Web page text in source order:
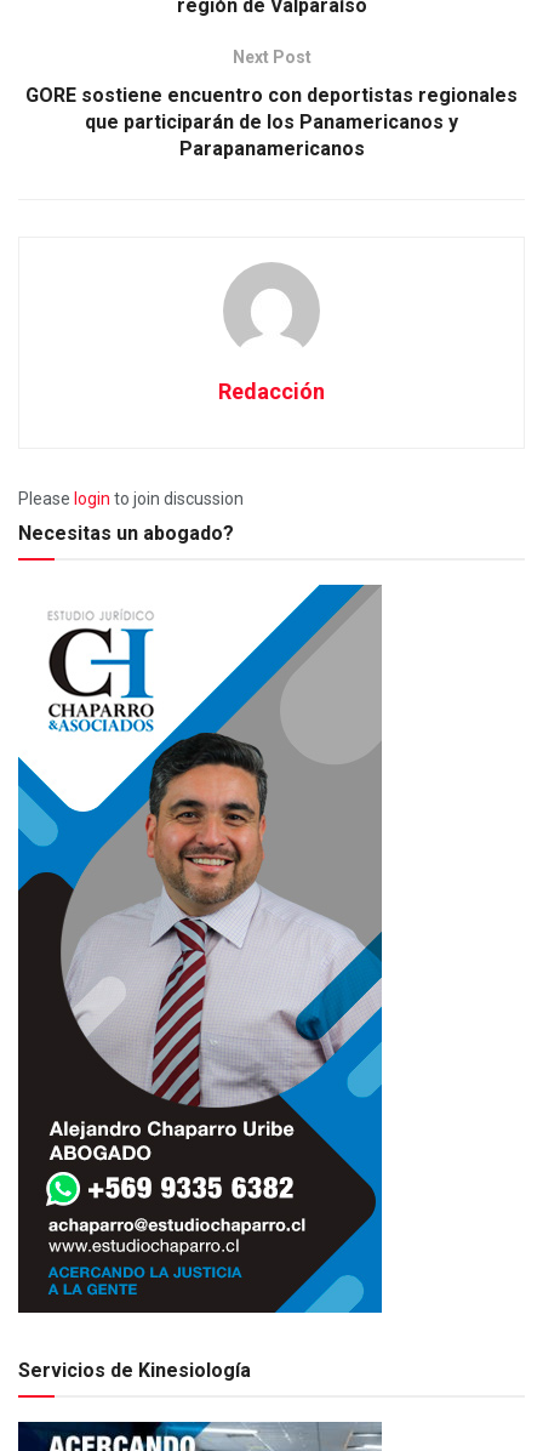
región de Valparaíso
Next Post
GORE sostiene encuentro con deportistas regionales
que participarán de los Panamericanos y
Parapanamericanos
Redacción
Please login to join discussion
Necesitas un abogado?
Servicios de Kinesiología